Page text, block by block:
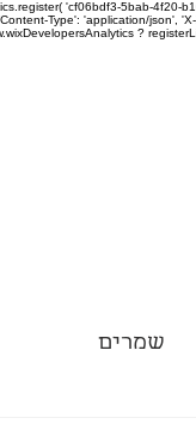
'cf06bdf3-5bab-
Type': 'application/json',
?
שמרים